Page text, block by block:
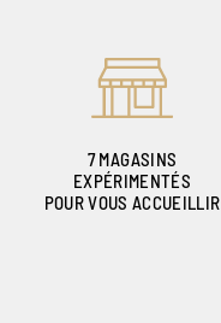
7 MAGASINS
EXPÉRIMENTÉS
POUR VOUS ACCUEILLIR